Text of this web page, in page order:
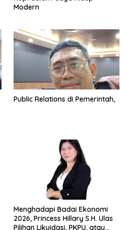
Modern
Public Relations di Pemerintah,
Menghadapi Badai Ekonomi
2026, Princess Hillary S.H. Ulas
Pilihan Likuidasi, PKPU, atau